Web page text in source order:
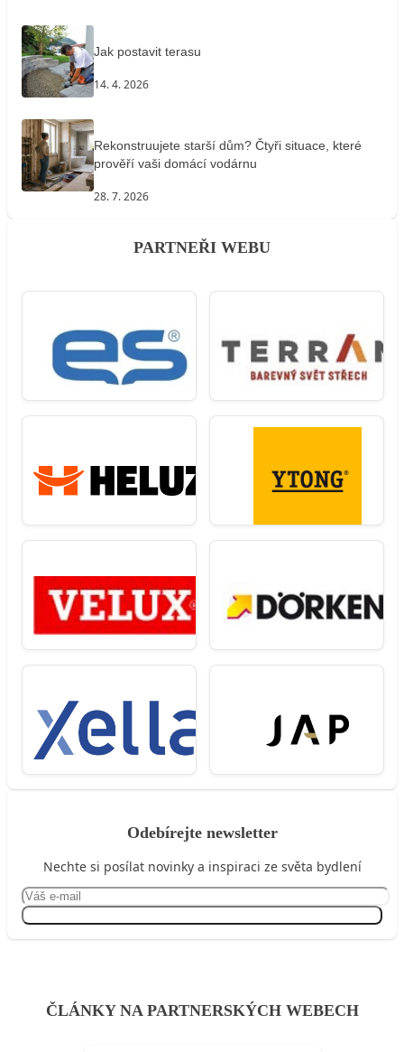
Jak postavit terasu
14. 4. 2026
Rekonstruujete starší dům? Čtyři situace, které
prověří vaši domácí vodárnu
28. 7. 2026
PARTNEŘI WEBU
Odebírejte newsletter
Nechte si posílat novinky a inspiraci ze světa bydlení
ČLÁNKY NA PARTNERSKÝCH WEBECH